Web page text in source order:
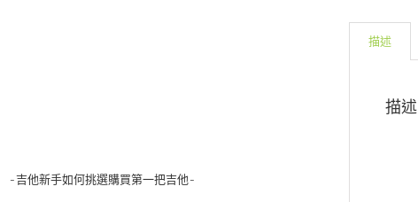
描述
描述
-吉他新手如何挑選購買第一把吉他-